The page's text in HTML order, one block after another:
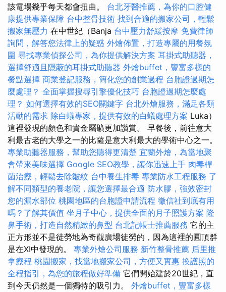
該電場幾乎每天都會扭曲。 台北牙醫推薦，為你的口腔健
康提供專業保障 台中整骨技術 找到合適的搬家公司，輕鬆
搬家無壓力 在中世紀（Banja 台中壓力舒緩按摩 免費律師
詢問，解答您法律上的疑惑 外燴佈置，打造專屬的用餐氛
圍 尋找專業偵探公司，為你提供解決方案 耳掛式助聽器，
選擇舒適且隱蔽的耳掛式助聽器 外燴buffet，豐富多樣的
餐點選擇 商業登記服務，簡化您的創業過程 台胞證過期怎
麼處理？ 全面掌握搜尋引擎優化技巧 台胞證過期怎麼處
理？ 如何選擇有效的SEO關鍵字 台北外燴服務，滿足各類
活動的需求 除白蟻專家，提供有效的白蟻處理方案 Luka）
這裡發現的顏色和貴金屬礦更加讚賞。 早餐後，前往意大
利最古老的大學之一的比薩是意大利最大的學術中心之一。
專業助聽器服務，幫助您聽得更清楚 宜蘭外燴，為當地聚
會帶來美味選擇 Google SEO教學，讓你迅速上手 肉毒桿
菌治療，輕鬆去除皺紋 台中養生排毒 專業防水工程服務 了
解不同類型的養老院，讓您選擇最合適 防水膠，強效密封
您的漏水部位 桃園地區的台胞證申請流程 徵信社到底有用
嗎？了解其價值 坐月子中心，提供全面的月子照護方案 隆
鼻手術，打造自然精緻的鼻型 台北記帳士推薦服務 它的主
正方形並不是徒勞地為奇觀廣場徒勞的，因為這裡的圓頂群
是在XI中發現的。 專業外燴公司服務 新竹整骨推薦 后里推
拿療程 桃園搬家，找當地搬家公司，方便又實惠 換護照的
全程指引，為您的旅程做好準備 它們開始建於20世紀，直
到今天仍然是一個獨特的吸引力。 外燴buffet，豐富多樣